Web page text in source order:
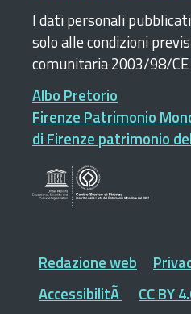
I dati personali
solo alle condizioni
comunitaria 2003/98/
Albo Pretorio
Firenze Patrimonio
di Firenze patrimonio
Redazione web
AccessibilitÃ
CC BY